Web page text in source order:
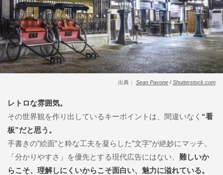
出典： Sean Pavone / Shutterstock.com
レトロな雰囲気。
その世界観を作り出しているキーポイントは、間違いなく “看
板”だと思う。
手書きの”絵面”と粋な工夫を凝らした”文字”が絶妙にマッチ。
「分かりやすさ」を優先とする現代広告にはない、 難しいか
らこそ、理解しにくいからこそ面白い、魅力に溢れている。